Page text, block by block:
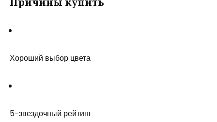
Хороший выбор цвета
5-звездочный рейтинг